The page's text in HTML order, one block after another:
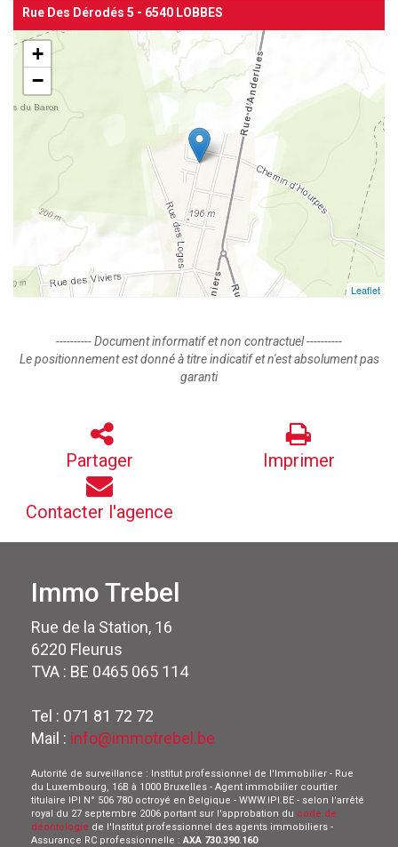
Rue Des Dérodés 5 - 6540 LOBBES
+
−
Leaflet
---------- Document informatif et non contractuel ----------
Le positionnement est donné à titre indicatif et n'est absolument pas
garanti
Partager Imprimer
Contacter l'agence
Immo Trebel
Rue de la Station, 16
6220 Fleurus
TVA : BE 0465 065 114
Tel : 071 81 72 72
Mail : info@immotrebel.be
Autorité de surveillance : Institut professionnel de l'Immobilier - Rue
du Luxembourg, 16B à 1000 Bruxelles - Agent immobilier courtier
titulaire IPI N° 506 780 octroyé en Belgique - WWW.IPI.BE - selon l'arrêté
royal du 27 septembre 2006 portant sur l'approbation du code de
déontologie de l'Institut professionnel des agents immobiliers -
Assurance RC professionnelle :AXA 730.390.160